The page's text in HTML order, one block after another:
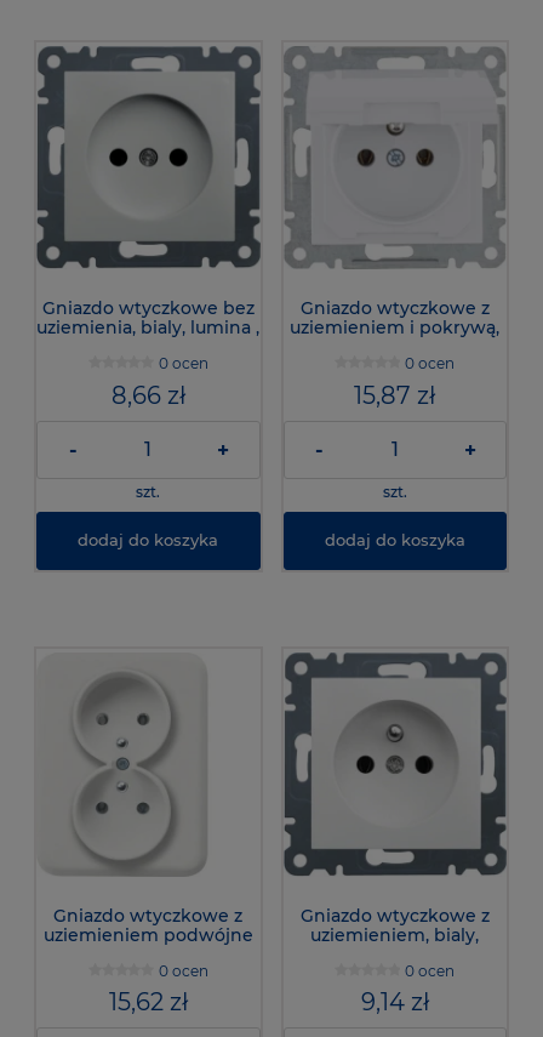
Gniazdo wtyczkowe bez
uziemienia, bialy, lumina ,
0 ocen
8,66 zł
- +
szt.
dodaj do koszyka
Gniazdo wtyczkowe z
uziemieniem i pokrywą,
Hager0 ocen
15,87 zł
- +
szt.
dodaj do koszyka
Gniazdo wtyczkowe z
uziemieniem podwójne
WL1220 - Hager
0 ocen
15,62 zł
Gniazdo wtyczkowe z
uziemieniem, bialy,
0 ocen
9,14 zł